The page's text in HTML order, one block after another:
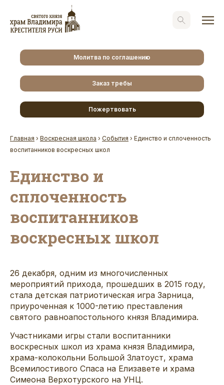
Молитва по соглашению
Заказ требы
Пожертвовать
Главная › Воскресная школа › События › Единство и сплоченность
воспитанников воскресных школ
Единство и
сплоченность
воспитанников
воскресных школ
26 декабря, одним из многочисленных
мероприятий прихода, прошедших в 2015 году,
стала детская патриотическая игра Зарница,
приуроченная к 1000-летию преставления
святого равноапостольного князя Владимира.
Участниками игры стали воспитанники
воскресных школ из храма князя Владимира,
храма-колокольни Большой Златоуст, храма
Всемилостивого Спаса на Елизавете и храма
Симеона Верхотурского на УНЦ.